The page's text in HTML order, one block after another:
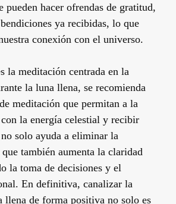
pueden hacer ofrendas de gratitud,
ya recibidas, lo que
conexión con el universo.
la meditación centrada en la
la luna llena, se recomienda
meditación que permitan a la
la energía celestial y recibir
solo ayuda a eliminar la
también aumenta la claridad
la toma de decisiones y el
En definitiva, canalizar la
llena de forma positiva no solo es